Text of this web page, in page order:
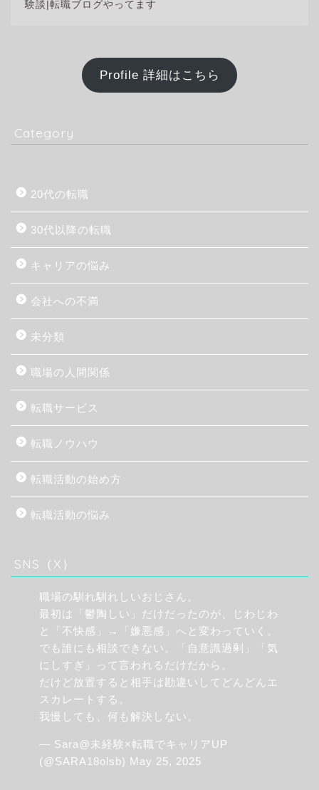
験談|転職ブログやってます
Profile 詳細はこちら
Category
20代の転職
30代以降の転職
キャリアの悩み
会社への不満
未分類
職場の人間関係
転職サービス
転職ノウハウ
転職活動の始め方
転職活動の悩み
SNS（X）
職場の馴れ馴れしいおじさん。
最初は「鬱陶しい」だけだったのが、じわじわ
と「不快感」→「嫌悪感」へと変わっていく。
でも誰にも相談できない。「自意識過剰」「気
にしすぎ」って言われるだけだから。
だけど放置すると相手は勘違いしてどんどんエ
スカレートする。
我慢しても、何も解決しない。
— Sara@未経験×転職でキャリアUP
(@SARA18olsb) May 25, 2025